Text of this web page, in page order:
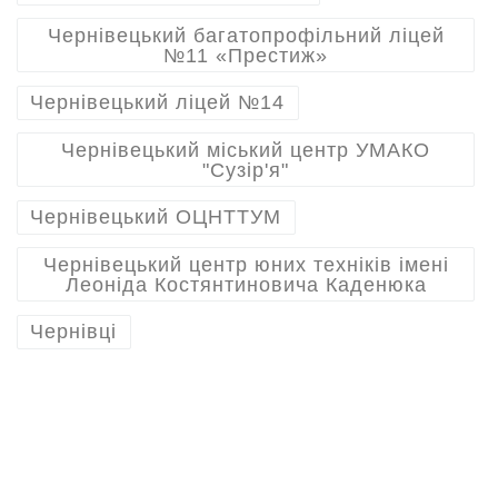
Чернівецький багатопрофільний ліцей
№11 «Престиж»
Чернівецький ліцей №14
Чернівецький міський центр УМАКО
"Сузір'я"
Чернівецький ОЦНТТУМ
Чернівецький центр юних техніків імені
Леоніда Костянтиновича Каденюка
Чернівці